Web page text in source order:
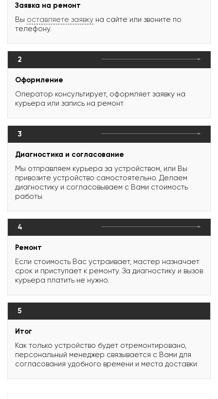
Заявка на ремонт
Вы оставляете заявку на сайте или звоните по
телефону.
2
Оформление
Оператор консультирует, оформляет заявку на
курьера или запись на ремонт.
3
Диагностика и согласование
Мы отправляем курьера за устройством, или Вы
привозите устройство самостоятельно. Делаем
диагностику и согласовываем с Вами стоимость
работы.
4
Ремонт
Если стоимость Вас устраивает, мастер назначает
срок и приступает к ремонту. За диагностику и вызов
курьера платить не нужно.
5
Итог
Как только устройство будет отремонтировано,
персональный менеджер связывается с Вами для
согласования удобного времени и места доставки.